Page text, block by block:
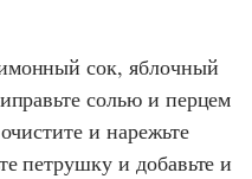
сок, яблочный
солью и перцем
и нарежьте
петрушку и добавьте и